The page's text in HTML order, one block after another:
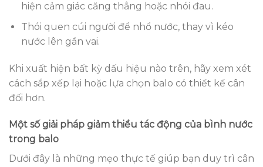
hiện cảm giác căng thẳng hoặc nhói đau.
Thói quen cúi người để nhổ nước, thay vì kéo
nước lên gần vai.
Khi xuất hiện bất kỳ dấu hiệu nào trên, hãy xem xét
cách sắp xếp lại hoặc lựa chọn balo có thiết kế cân
đối hơn.
Một số giải pháp giảm thiểu tác động của bình nước
trong balo
Dưới đây là những mẹo thực tế giúp bạn duy trì cân